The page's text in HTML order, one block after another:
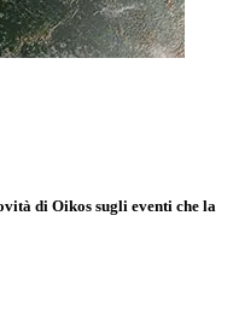
di Oikos sugli eventi che la